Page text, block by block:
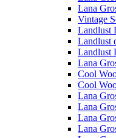
Lana
Vintage
Landlust
Landlust
Landlust
Lana
Cool
Cool
Lana
Lana
Lana
Lana